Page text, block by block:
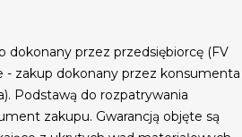
dokonany przez przedsiębiorcę (FV
- zakup dokonany przez konsumenta
Podstawą do rozpatrywania
zakupu. Gwarancją objęte są